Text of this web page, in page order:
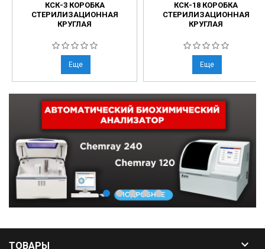
КСК-3 КОРОБКА
СТЕРИЛИЗАЦИОННАЯ
КРУГЛАЯ
Еще
КСК-18 КОРОБКА
СТЕРИЛИЗАЦИОННАЯ
КРУГЛАЯ
Еще
ТОВАРЫ 